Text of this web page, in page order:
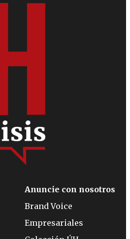
Anuncie con nosotros
Brand Voice
Empresariales